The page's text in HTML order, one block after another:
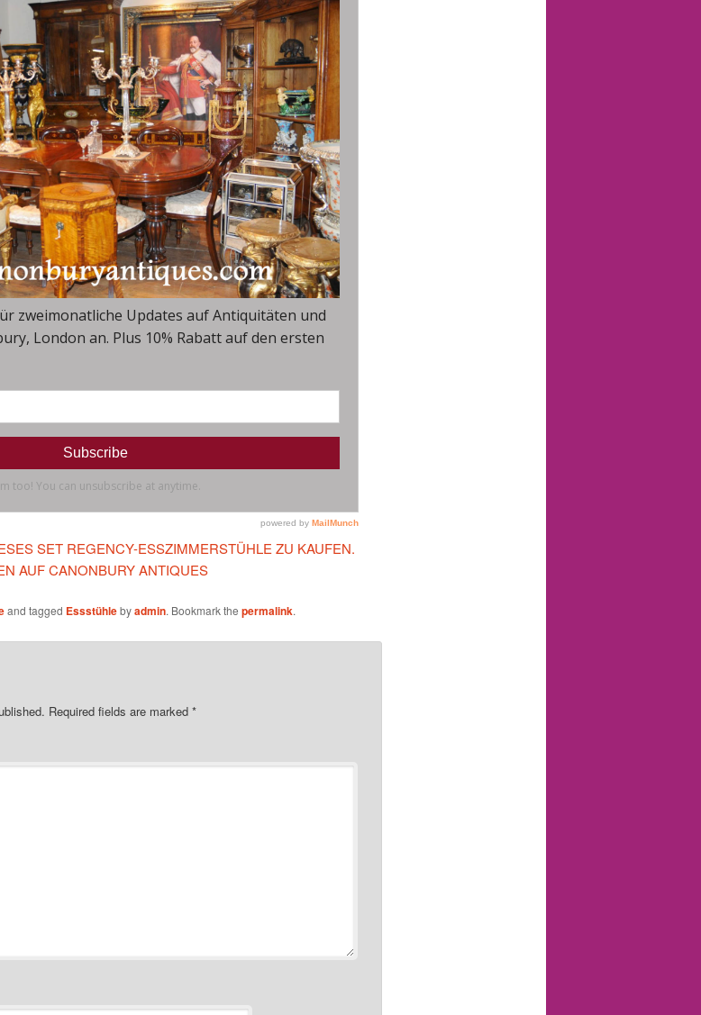
SET REGENCY-ESSZIMMERSTÜHLE ZU KAUFEN.
AUF CANONBURY ANTIQUES
and tagged Essstühlebyadmin. Bookmark the permalink.
Required fields are marked *